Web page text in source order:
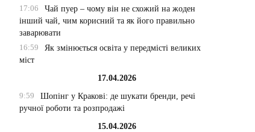
17:06
Чай пуер – чому він не схожий на жоден
інший чай, чим корисний та як його правильно
заварювати
16:59
Як змінюється освіта у передмісті великих
міст
17.04.2026
9:59
Шопінг у Кракові: де шукати бренди, речі
ручної роботи та розпродажі
15.04.2026